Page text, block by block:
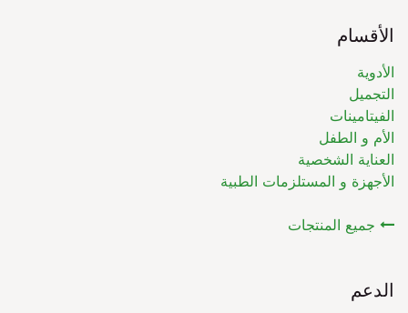
الأقسام
الأدوية
التجميل
الفيتامينات
الأم و الطفل
العناية الشخصية
الأجهزة و المستلزمات الطبية
جميع المنتجات
الدعم